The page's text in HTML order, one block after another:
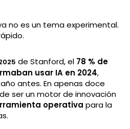
no es un tema experimental.
de Stanford, el 78 % de
usar IA en 2024,
antes. En apenas doce
ser un motor de innovación
operativa para la